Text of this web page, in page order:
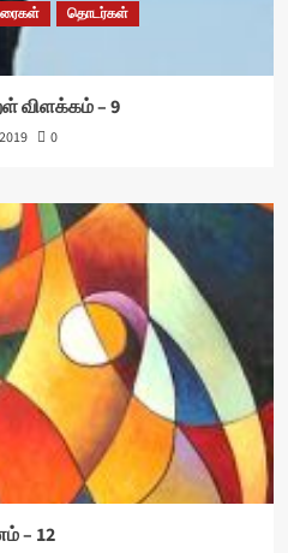
தொடர்கள்
விளக்கம் – 9
0
– 12